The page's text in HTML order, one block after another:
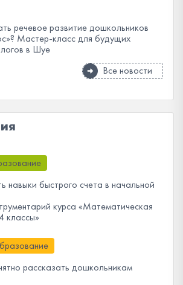
речевое развитие дошкольников
Мастер-класс для будущих
в Шуе
Все новости
навыки быстрого счета в начальной
курса «Математическая
классы»
рассказать дошкольникам